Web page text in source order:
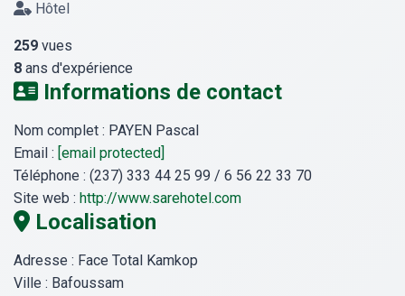
Hôtel
259 vues
8 ans d'expérience
Informations de contact
Nom complet : PAYEN Pascal
Email : [email protected]
Téléphone : (237) 333 44 25 99 / 6 56 22 33 70
Site web : http://www.sarehotel.com
Localisation
Adresse : Face Total Kamkop
Ville : Bafoussam